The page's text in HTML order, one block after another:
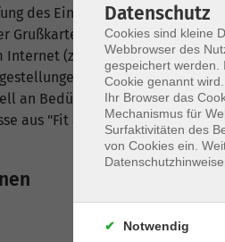
des Einstiegskurses:
Grußkarte in Word erstellen,
(z.B. Fahrplanauskunft),
an Bedürfnisse älterer
aus "Fit am Laptop mit
Datenschutz
Cookies sind kleine
Webbrowser des
gespeichert werden.
Cookie genannt
Ihr Browser das
Mechanismus für
Surfaktivitäten des
von Cookies ein.
Notwendig